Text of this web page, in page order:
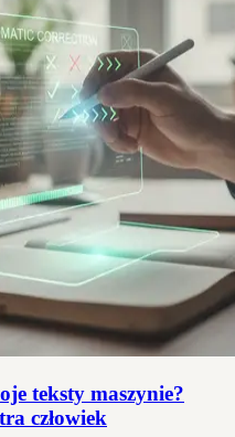
teksty maszynie?
człowiek